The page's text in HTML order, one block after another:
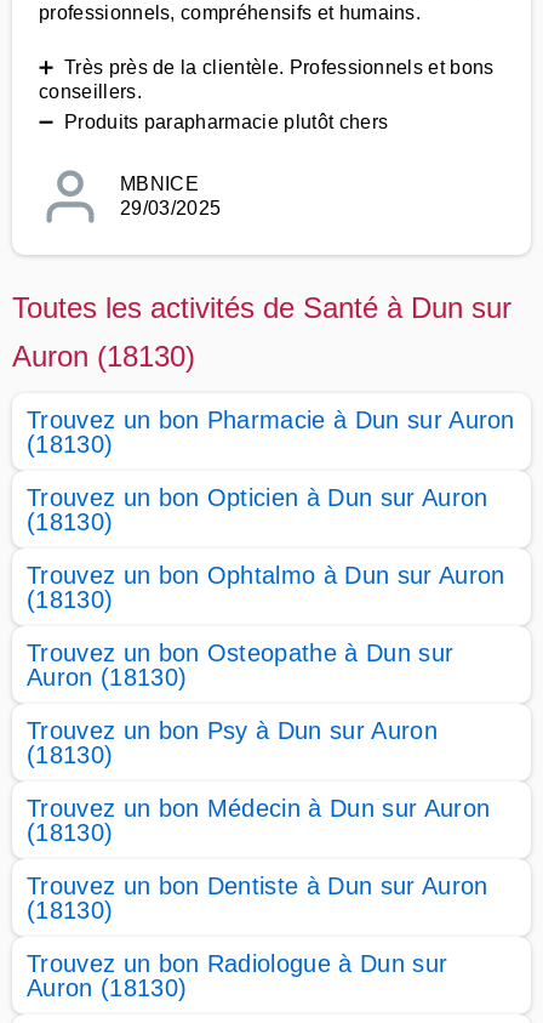
professionnels, compréhensifs et humains.
➕ Très près de la clientèle. Professionnels et bons
conseillers.
➖ Produits parapharmacie plutôt chers
MBNICE
29/03/2025
Toutes les activités de Santé à Dun sur
Auron (18130)
Trouvez un bon Pharmacie à Dun sur Auron
(18130)
Trouvez un bon Opticien à Dun sur Auron
(18130)
Trouvez un bon Ophtalmo à Dun sur Auron
(18130)
Trouvez un bon Osteopathe à Dun sur
Auron (18130)
Trouvez un bon Psy à Dun sur Auron
(18130)
Trouvez un bon Médecin à Dun sur Auron
(18130)
Trouvez un bon Dentiste à Dun sur Auron
(18130)
Trouvez un bon Radiologue à Dun sur
Auron (18130)